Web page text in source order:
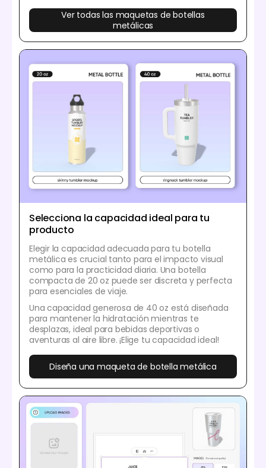
Ver todas las maquetas de botellas
metálicas
Selecciona la capacidad ideal para tu
producto
Elegir la capacidad adecuada para tu botella
metálica es crucial tanto para el impacto visual
como para la practicidad diaria. Una botella
compacta de 20 oz puede ser discreta y perfecta
para esenciales de viaje.
Una capacidad generosa de 40 oz está diseñada
para mantener la hidratación mientras te
desplazas, ideal para bebidas deportivas o
aventuras al aire libre. ¡Elige tu capacidad ideal!
Diseña una maqueta de botella metálica